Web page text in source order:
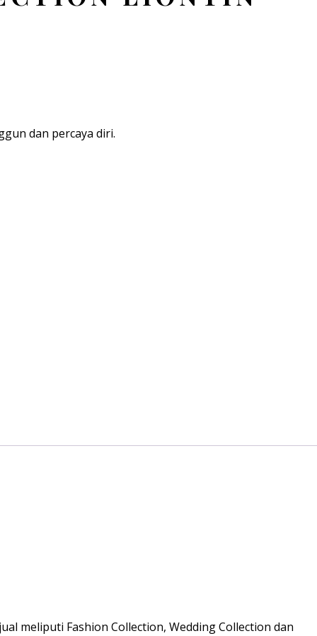
dan percaya diri.
meliputi Fashion Collection, Wedding Collection dan